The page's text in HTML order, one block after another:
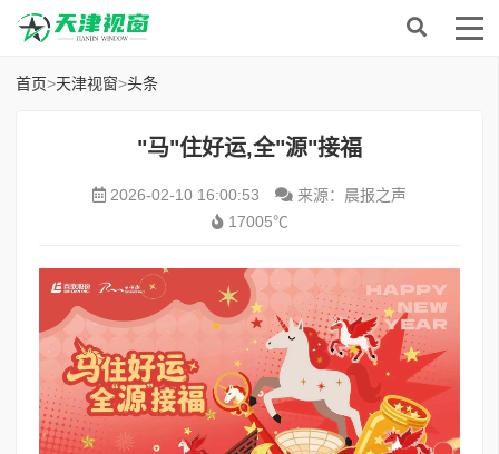
首页>天津视窗>头条
​"马"住好运,全"源"接福
2026-02-10 16:00:53
来源：晨报之声
17005℃